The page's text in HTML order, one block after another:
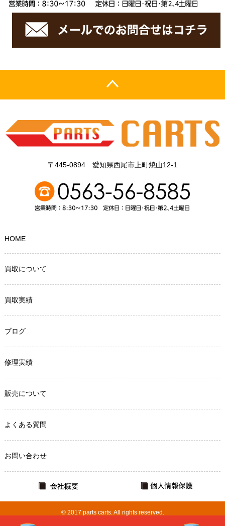
〒445-0894 愛知県西尾市上町焼山12-1
HOME
買取について
買取実績
ブログ
修理実績
販売について
よくある質問
お問い合わせ
© 2017 parts carts. All rights reserved.